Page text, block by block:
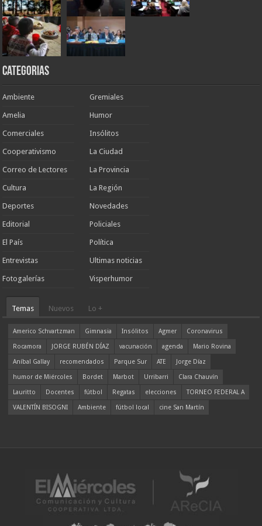
Categorias
Ambiente
Amelia
Comerciales
Cooperativismo
Correo de Lectores
Cultura
Deportes
Editorial
El País
Entrevistas
Fotogalerías
Gremiales
Humor
Insólitos
La Ciudad
La Provincia
La Región
Novedades
Policiales
Política
Ultimas noticias
Visperhumor
Temas Nuevos Lo +
Americo Schvartzman Gimnasia Insólitos Agmer
Coronavirus
Rocamora
JORGE RUBÉN DÍAZ vacunación agenda
Mario Rovina
Aníbal Gallay
recomendados Parque Sur ATE
Jorge Díaz
humor de Miércoles
Bordet Marbot Urribarri
Clara Chauvín
Lauritto
Docentes fútbol Regatas elecciones
TORNEO FEDERAL A
VALENTÍN BISOGNI
Ambiente fútbol local cine San Martín